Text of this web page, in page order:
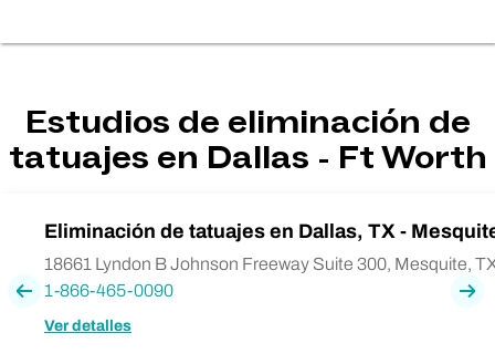
Estudios de eliminación de
tatuajes en Dallas - Ft Worth
Eliminación de tatuajes en Dallas, TX -
18661 Lyndon B Johnson Freeway Suite 300, Mesquite,
1-866-465-0090
Ver detalles
Previa